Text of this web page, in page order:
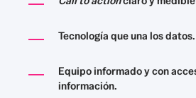
Tecnología que una los datos.
Equipo informado y con
información.